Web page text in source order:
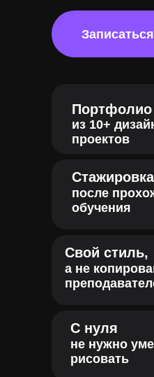
С нуля
не нужно
рисовать
Портфолио
из 10+
проектов
Стажировка
после
обучения
Свой стиль,
а не